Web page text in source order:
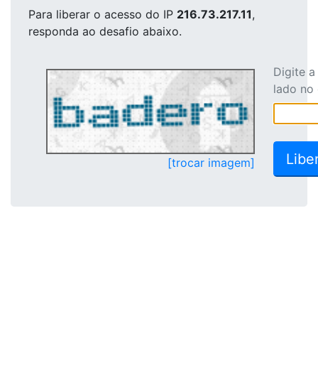
Para liberar o acesso do IP 216.73.217.11,
responda ao desafio abaixo.
[trocar imagem]
Digite
lado no